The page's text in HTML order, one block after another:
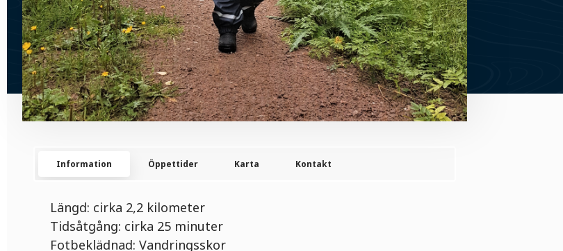
Information Öppettider Karta Kontakt
Längd: cirka 2,2 kilometer
Tidsåtgång: cirka 25 minuter
Fotbeklädnad: Vandringsskor